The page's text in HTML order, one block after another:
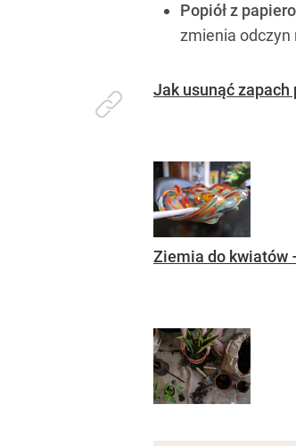
Popiół z
zmienia odczyn
Jak usunąć zapach
Ziemia do kwiatów